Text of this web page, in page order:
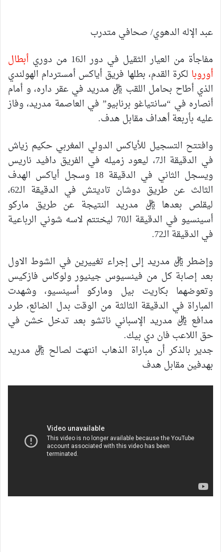
عبد الإله الدهوي/ صحافي متدرب
مفاجأة من العيار الثقيل في دور الـ16 من دوري
أبطال
أوروبا لكرة القدم، بطلها فريق أياكس أمستردام الهولندي
الذي أطاح بحامل اللقب ريال مدريد في عقر داره، و أمام
أنصاره في “سانتياغو برنابيو” في العاصمة مدريد، وفاز
عليه بأربعة أهداف مقابل هدف.
وافتتح التسجيل للأياكس الدولي المغربي حكيم زياش
في الدقيقة الـ7، ليعود زميله في الفريق دافيد ناريس
ويسجل الثاني في الدقيقة 18 وسجل أياكس الهدف
الثالث عن طريق دوشان تاديتش في الدقيقة الـ62،
ليقلص بعدها ريال مدريد النتيجة عن طريق ماركو
أسينسيو في الدقيقة الـ70 ليختتم لاسه شوني الرباعية
في الدقيقة الـ72.
وإضطر ريال مدريد إلى إجراء تغييرين في الشوط الاول
بعد إصابة كل من فينسيوس جينيور ولوكاس فازكيس
وتعوضهما بكاريت بيل وماركو أسينسيو، وشهدت
المباراة في الدقيقة الثالثة من الوقت بدل الضائع، طرد
مدافع ريال مدريد الإسباني ناتشو بعد تدخل خشن في
حق اللاعب فان دي بيك.
جدير بالذكر أن مباراة الذهاب انتهت لصالح ريال مدريد
بهدفين مقابل هدف